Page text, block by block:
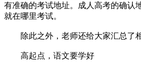
有准确的考试地址。成人高考的确认
就在哪里考试。
除此之外，老师还给大家汇总了相
高起点，语文要学好